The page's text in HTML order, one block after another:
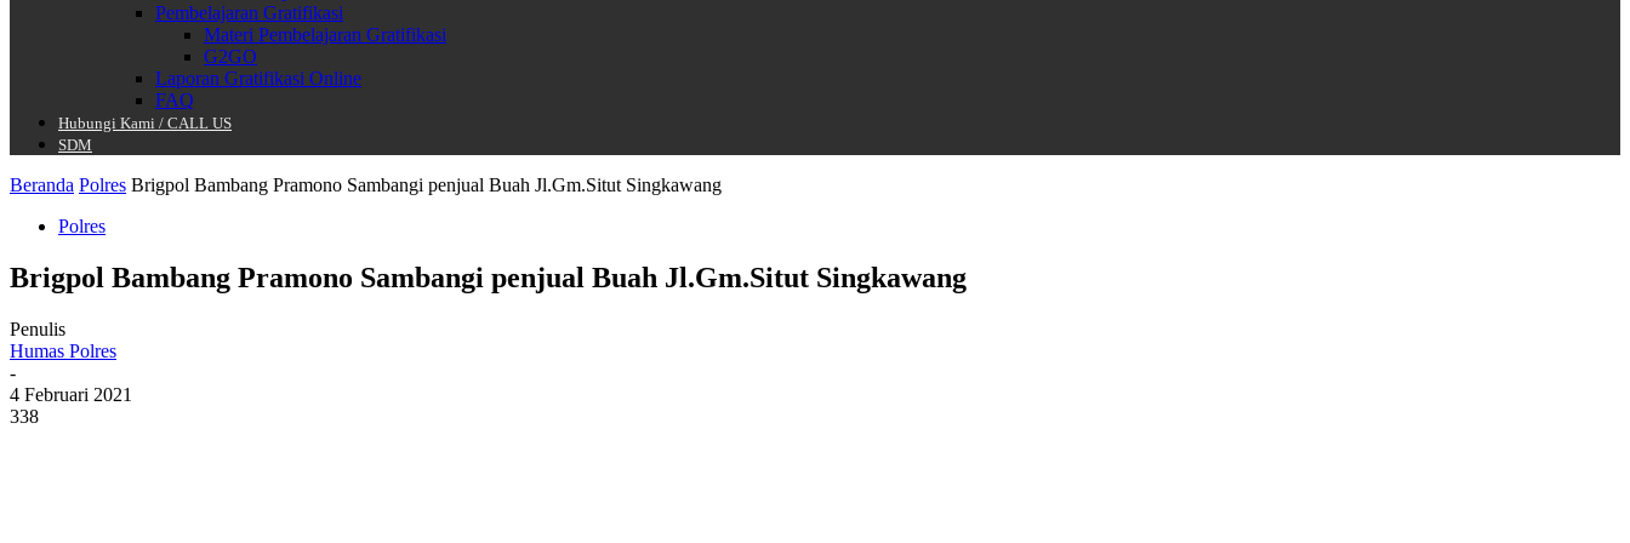
Pembelajaran Gratifikasi
Materi Pembelajaran Gratifikasi
G2GO
Laporan Gratifikasi Online
FAQ
Hubungi Kami / CALL US
SDM
Beranda Polres Brigpol Bambang Pramono Sambangi penjual Buah Jl.Gm.Situt Singkawang
Polres
Brigpol Bambang Pramono Sambangi penjual Buah Jl.Gm.Situt Singkawang
Penulis
Humas Polres
-
4 Februari 2021
338